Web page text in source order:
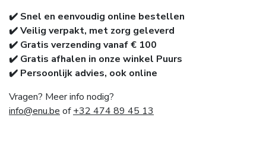
✔️ Snel en eenvoudig online bestellen
✔️ Veilig verpakt, met zorg geleverd
✔️ Gratis verzending vanaf € 100
✔️ Gratis afhalen in onze winkel Puurs
✔️ Persoonlijk advies, ook online
Vragen? Meer info nodig?
info@enu.be of+32 474 89 45 13